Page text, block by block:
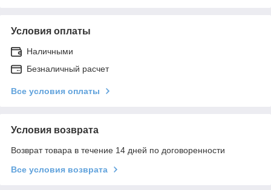
Условия оплаты
Наличными
Безналичный расчет
Все условия оплаты
Условия возврата
Возврат товара в течение 14 дней по договоренности
Все условия возврата